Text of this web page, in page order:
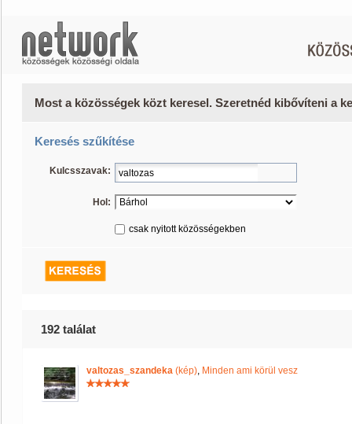
Most a közösségek közt keresel. Szeretnéd kibővíteni a
Keresés szűkítése
Kulcsszavak:
Hol:
csak nyitott közösségekben
192 találat
valtozas_szandeka (kép), Minden ami körül vesz